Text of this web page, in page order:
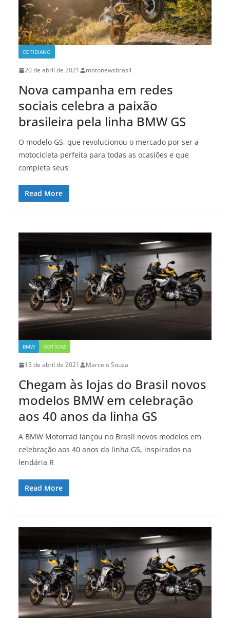
COTIDIANO
20 de abril de 2021 motonewsbrasil
Nova campanha em redes
sociais celebra a paixão
brasileira pela linha BMW GS
O modelo GS, que revolucionou o mercado por ser a
motocicleta perfeita para todas as ocasiões e que
completa seus
Read More
BMW NOTÍCIAS
13 de abril de 2021 Marcelo Souza
Chegam às lojas do Brasil novos
modelos BMW em celebração
aos 40 anos da linha GS
A BMW Motorrad lançou no Brasil novos modelos em
celebração aos 40 anos da linha GS, inspirados na
lendária R
Read More